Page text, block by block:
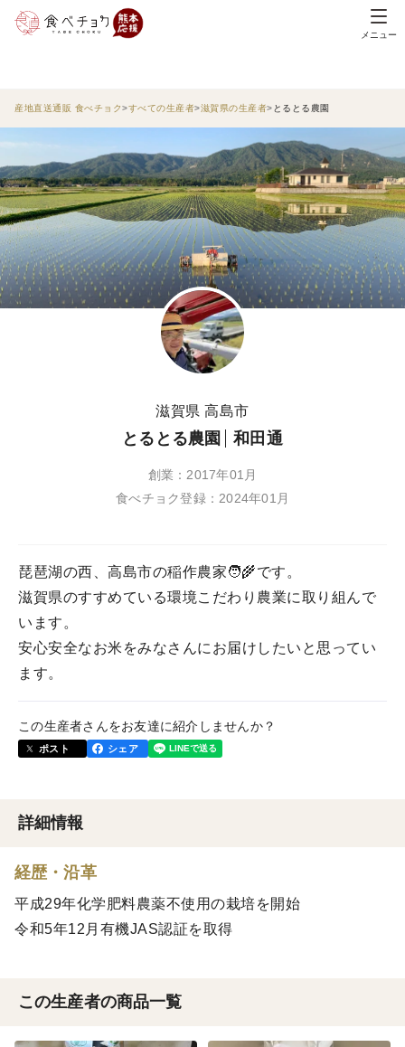
メニュー
産地直送通販 食べチョク すべての生産者 滋賀県の生産者 とるとる農園
滋賀県 高島市
とるとる農園 和田通
創業：2017年01月
食べチョク登録：2024年01月
琵琶湖の西、高島市の稲作農家🧑‍🌾です。
滋賀県のすすめている環境こだわり農業に取り組んで
います。
安心安全なお米をみなさんにお届けしたいと思ってい
ます。
この生産者さんをお友達に紹介しませんか？
ポスト シェア
詳細情報
経歴・沿革
平成29年化学肥料農薬不使用の栽培を開始
令和5年12月有機JAS認証を取得
この生産者の商品一覧